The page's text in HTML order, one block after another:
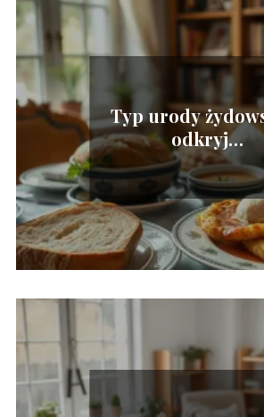
Typ urody
odkryj
charakterystyczne
i różnorodność